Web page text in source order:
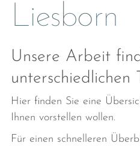
Liesborn
Unsere Arbeit
unterschiedlichen
Hier finden Sie eine
Ihnen vorstellen wollen.
Für einen schnelleren